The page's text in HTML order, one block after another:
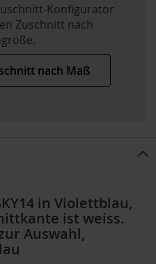
Konfigurator
Zuschnitt nach
nach Maß
in Violettblau,
ist weiss.
Auswahl,